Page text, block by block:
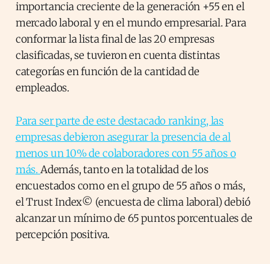
importancia creciente de la generación +55 en el
mercado laboral y en el mundo empresarial. Para
conformar la lista final de las 20 empresas
clasificadas, se tuvieron en cuenta distintas
categorías en función de la cantidad de
empleados.
Para ser parte de este destacado ranking, las
empresas debieron asegurar la presencia de al
menos un 10% de colaboradores con 55 años o
más. Además, tanto en la totalidad de los
encuestados como en el grupo de 55 años o más,
el Trust Index© (encuesta de clima laboral) debió
alcanzar un mínimo de 65 puntos porcentuales de
percepción positiva.